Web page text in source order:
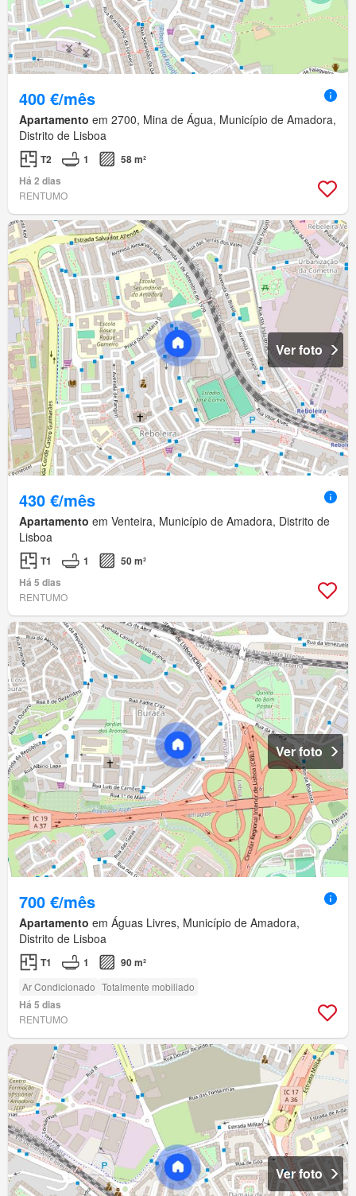
400 €/mês
Apartamento em 2700, Mina de Água, Município de Amadora,
Distrito de Lisboa
T2 1
58 m²
Há 2 dias
RENTUMO
Ver foto
430 €/mês
Apartamento em Venteira, Município de Amadora, Distrito de
Lisboa
T1 1
50 m²
Há 5 dias
RENTUMO
Ver foto
700 €/mês
Apartamento em Águas Livres, Município de Amadora,
Distrito de Lisboa
T1 1 90 m²
Ar Condicionado Totalmente mobiliado
Há 5 dias
RENTUMO
Ver foto